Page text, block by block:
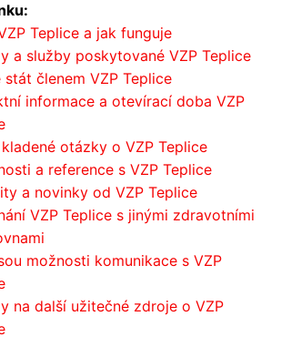
Teplice a jak funguje
a služby poskytované VZP Teplice
stát členem VZP Teplice
informace a otevírací doba VZP
otázky o VZP Teplice
a reference s VZP Teplice
a novinky od VZP Teplice
VZP Teplice s jinými zdravotními
možnosti komunikace s VZP
na další užitečné zdroje o VZP